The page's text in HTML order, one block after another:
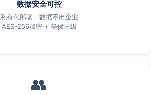
数据安全可控
私有化部署，数据不出企业
AES-256加密 + 等保三级
👥